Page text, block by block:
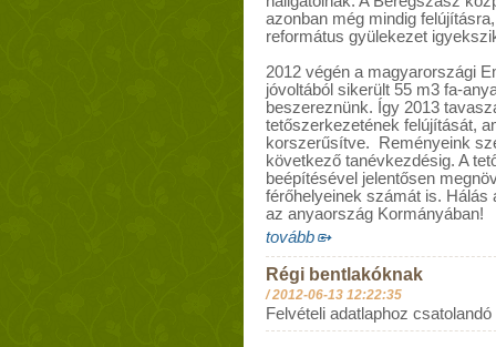
azonban még mindig
református gyülekezet
2012 végén a magyarországi
jóvoltából sikerült 55 m3 fa-
beszereznünk. Így 2013
tetőszerkezetének felújítását,
korszerűsítve. Reményeink
következő tanévkezdésig. A
beépítésével jelentősen
férőhelyeinek számát is.
az anyaország Kormányában!
tovább
Régi bentlakóknak
/2012-06-13 12:22:35
Felvételi adatlaphoz csatolandó